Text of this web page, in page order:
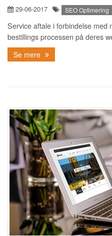
29-06-2017 SEO Optimering
Service aftale i forbindelse med
bestillings processen på deres
Se mere